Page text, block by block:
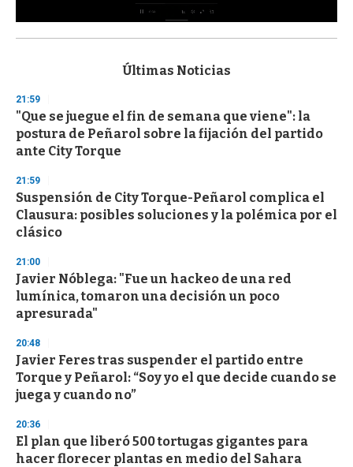
s
d
s
o
f
3
s
e
c
o
n
Últimas Noticias
21:59
"Que se juegue el fin de semana que viene": la
postura de Peñarol sobre la fijación del partido
ante City Torque
21:59
Suspensión de City Torque-Peñarol complica el
Clausura: posibles soluciones y la polémica por el
clásico
21:00
Javier Nóblega: "Fue un hackeo de una red
lumínica, tomaron una decisión un poco
apresurada"
20:48
Javier Feres tras suspender el partido entre
Torque y Peñarol: “Soy yo el que decide cuando se
juega y cuando no”
20:36
El plan que liberó 500 tortugas gigantes para
hacer florecer plantas en medio del Sahara